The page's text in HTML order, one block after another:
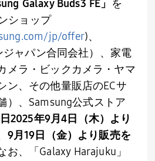
Galaxy Buds3 FE 」 を
ショップ
jp/offer)、
ジャパン合同会社）、家電
メラ・ビックカメラ・ヤマ
ン、その他量販店のECサ
、 Samsung公式ストア
2025年9月4日（木）より
9月 19日（金）より販売を
お、「 Galaxy Harajuku 」